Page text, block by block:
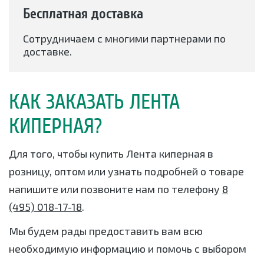
Бесплатная доставка
Сотрудничаем с многими партнерами по
доставке.
КАК ЗАКАЗАТЬ ЛЕНТА
КИПЕРНАЯ?
Для того, чтобы купить Лента киперная в
розницу, оптом или узнать подробней о товаре
напишите или позвоните нам по телефону 8
(495) 018-17-18.
Мы будем рады предоставить вам всю
необходимую информацию и помочь с выбором